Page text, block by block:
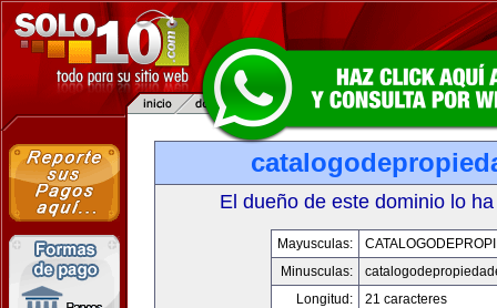
El dueño de este dominio lo
Mayusculas:
Minusculas:
Longitud:
21 caracteres